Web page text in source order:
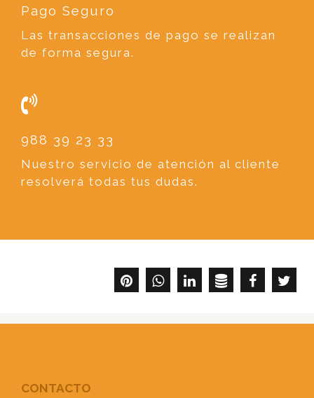
Pago Seguro
Las transacciones de pago se realizan
de forma segura.
988 39 23 33
Nuestro servicio de atención al cliente
resolverá todas tus dudas.
CONTACTO